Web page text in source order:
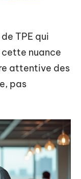
TPE qui
nuance
attentive des
pas